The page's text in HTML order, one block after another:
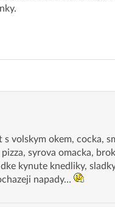
s volskym okem, cocka,
syrova omacka,
kynute knedliky,
napady…